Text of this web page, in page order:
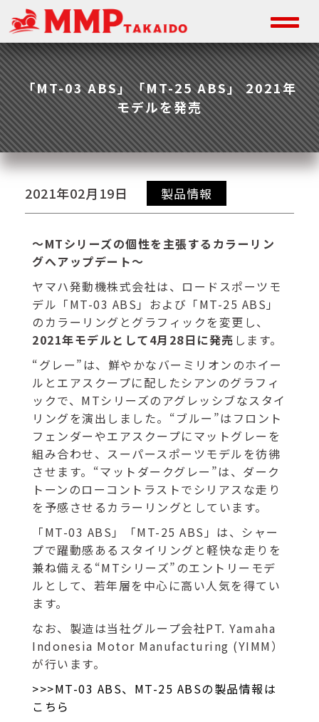
「MT-03 ABS」「MT-25 ABS」 2021年
モデルを発売
2021年02月19日 製品情報
～MTシリーズの個性を主張するカラーリン
グへアップデート～
ヤマハ発動機株式会社は、ロードスポーツモ
デル「MT-03 ABS」および「MT-25 ABS」
のカラーリングとグラフィックを変更し、
2021年モデルとして4月28日に発売 します。
“グレー”は、鮮やかなバーミリオンのホイー
ルとエアスクープに配したシアンのグラフィ
ックで、MTシリーズのアグレッシブなスタイ
リングを演出しました。“ブルー”はフロント
フェンダーやエアスクープにマットグレーを
組み合わせ、スーパースポーツモデルを彷彿
させます。“マットダークグレー”は、ダーク
トーンのローコントラストでシリアスな走り
を予感させるカラーリングとしています。
「MT-03 ABS」「MT-25 ABS」は、シャー
プで躍動感あるスタイリングと軽快な走りを
兼ね備える“MTシリーズ”のエントリーモデ
ルとして、若年層を中心に高い人気を得てい
ます。
なお、製造は当社グループ会社PT. Yamaha
Indonesia Motor Manufacturing (YIMM）
が行います。
>>>MT-03 ABS、MT-25 ABSの製品情報は
こちら